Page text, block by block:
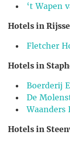
‘t Wapen
Hotels in
Fletcher
Hotels in
Boerderij
De
Waanders
Hotels in